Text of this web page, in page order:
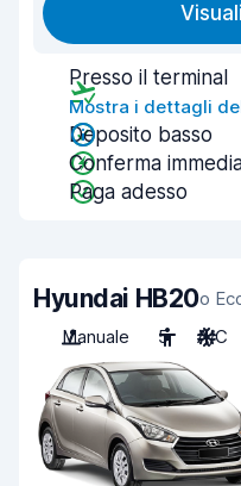
Presso il terminal
Mostra i dettagli
Deposito basso
Conferma
Paga adesso
Hyundai HB20o
Manuale
5 A/C